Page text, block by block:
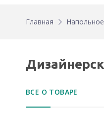
Главная
ВСЕ О ТОВАРЕ